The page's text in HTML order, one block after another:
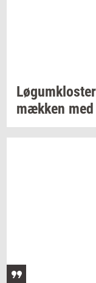
Løgum­klo­ster
mæk­ken